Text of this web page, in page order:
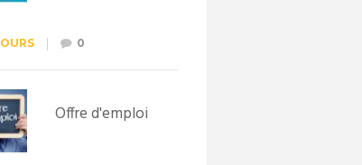
0
Offre d'emploi